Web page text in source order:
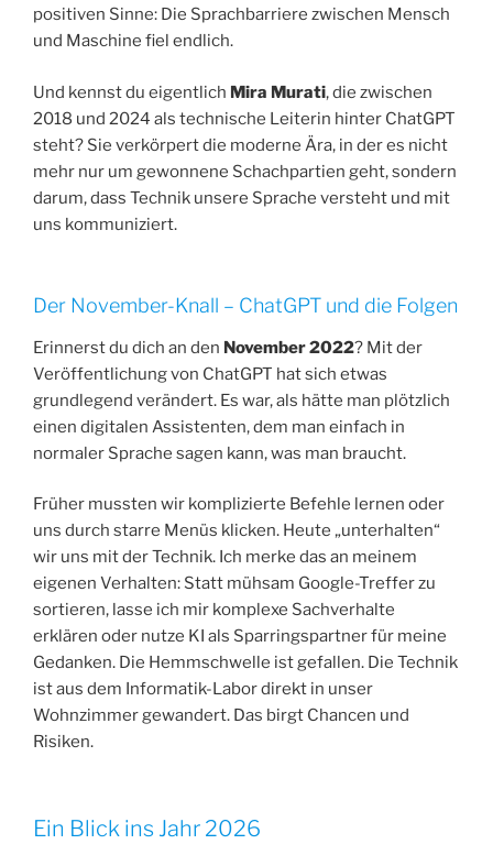
positiven Sinne: Die Sprachbarriere zwischen Mensch
und Maschine fiel endlich.
Und kennst du eigentlich Mira Murati, die zwischen
2018 und 2024 als technische Leiterin hinter ChatGPT
steht? Sie verkörpert die moderne Ära, in der es nicht
mehr nur um gewonnene Schachpartien geht, sondern
darum, dass Technik unsere Sprache versteht und mit
uns kommuniziert.
Der November-Knall – ChatGPT und die Folgen
Erinnerst du dich an den November 2022? Mit der
Veröffentlichung von ChatGPT hat sich etwas
grundlegend verändert. Es war, als hätte man plötzlich
einen digitalen Assistenten, dem man einfach in
normaler Sprache sagen kann, was man braucht.
Früher mussten wir komplizierte Befehle lernen oder
uns durch starre Menüs klicken. Heute „unterhalten“
wir uns mit der Technik. Ich merke das an meinem
eigenen Verhalten: Statt mühsam Google-Treffer zu
sortieren, lasse ich mir komplexe Sachverhalte
erklären oder nutze KI als Sparringspartner für meine
Gedanken. Die Hemmschwelle ist gefallen. Die Technik
ist aus dem Informatik-Labor direkt in unser
Wohnzimmer gewandert. Das birgt Chancen und
Risiken.
Ein Blick ins Jahr 2026